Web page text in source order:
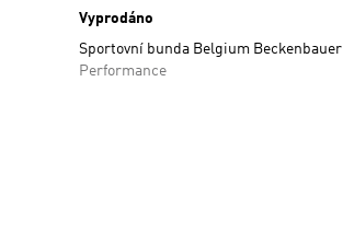
Vyprodáno
Sportovní bunda Belgium Beckenbauer
Performance